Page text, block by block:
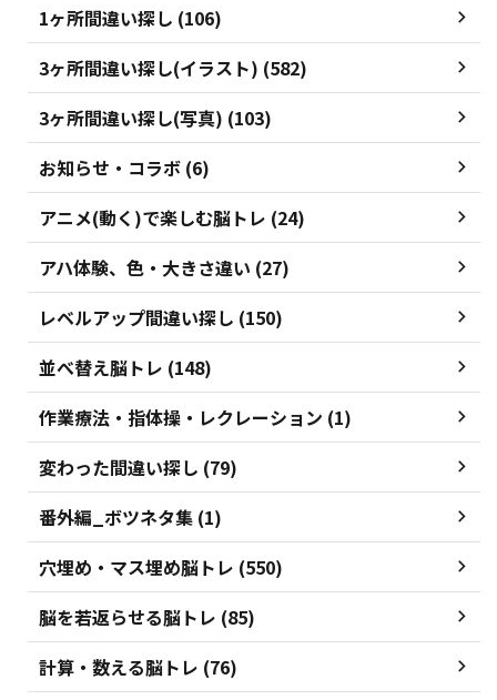
1ヶ所間違い探し (106)
3ヶ所間違い探し(イラスト) (582)
3ヶ所間違い探し(写真) (103)
お知らせ・コラボ (6)
アニメ(動く)で楽しむ脳トレ (24)
アハ体験、色・大きさ違い (27)
レベルアップ間違い探し (150)
並べ替え脳トレ (148)
作業療法・指体操・レクレーション (1)
変わった間違い探し (79)
番外編_ボツネタ集 (1)
穴埋め・マス埋め脳トレ (550)
脳を若返らせる脳トレ (85)
計算・数える脳トレ (76)